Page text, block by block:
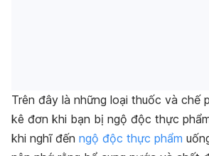
Trên đây là những loại thuốc và chế
kê đơn khi bạn bị ngộ độc thực
khi nghĩ đến ngộ độc thực phẩm